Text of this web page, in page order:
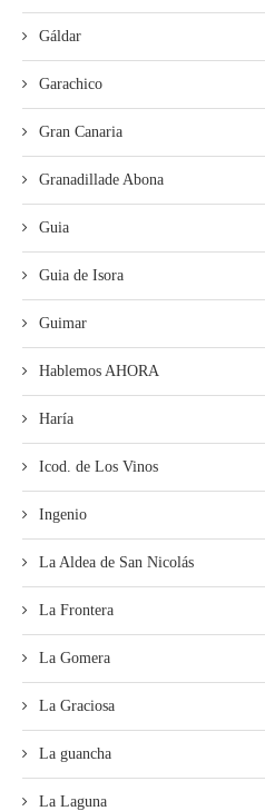
Gáldar
Garachico
Gran Canaria
Granadillade Abona
Guia
Guia de Isora
Guimar
Hablemos AHORA
Haría
Icod. de Los Vinos
Ingenio
La Aldea de San Nicolás
La Frontera
La Gomera
La Graciosa
La guancha
La Laguna